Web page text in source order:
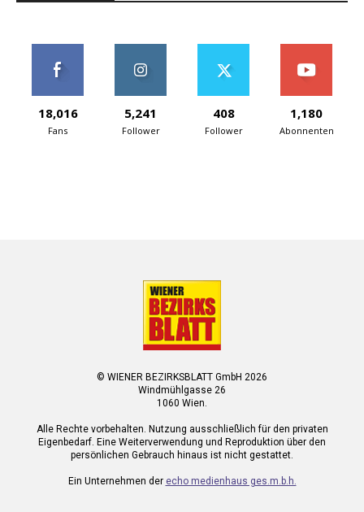
18,016
Fans
5,241
Follower
408
Follower
1,180
Abonnenten
© WIENER BEZIRKSBLATT GmbH 2026
Windmühlgasse 26
1060 Wien.
Alle Rechte vorbehalten. Nutzung ausschließlich für den privaten
Eigenbedarf. Eine Weiterverwendung und Reproduktion über den
persönlichen Gebrauch hinaus ist nicht gestattet.
Ein Unternehmen der echo medienhaus ges.m.b.h.